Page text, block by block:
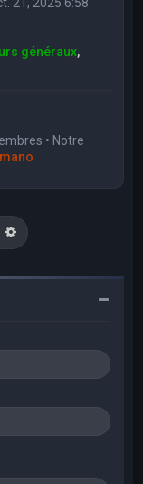
généraux,
• Notre
Recherche avancée